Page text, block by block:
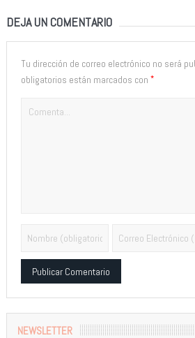
DEJA UN COMENTARIO
Tu dirección de correo electrónico no será
obligatorios están marcados con *
NEWSLETTER